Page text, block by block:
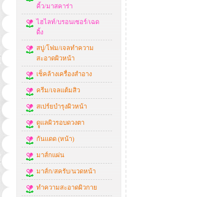
คิ้ว/มาสคาร่า
ไฮไลท์/บรอนเซอร์/เฉด
ดิ้ง
สบู่/โฟม/เจลทำความ
สะอาดผิวหน้า
เช็คล้างเครื่องสำอาง
ครีม/เจลแต้มสิว
สเปร์ยบำรุงผิวหน้า
ดููแลผิวรอบดวงตา
กันแดด (หน้า)
มาส์กแผ่น
มาส์ก/สครับ/นวดหน้า
ทำความสะอาดผิวกาย